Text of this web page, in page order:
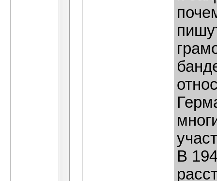
В